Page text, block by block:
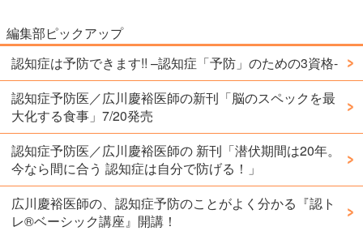
編集部ピックアップ
認知症は予防できます!! –認知症「予防」のための3資格-
認知症予防医／広川慶裕医師の新刊「脳のスペックを最
大化する食事」7/20発売
認知症予防医／広川慶裕医師の 新刊「潜伏期間は20年。
今なら間に合う 認知症は自分で防げる！」
広川慶裕医師の、認知症予防のことがよく分かる『認ト
レ®️ベーシック講座』開講！